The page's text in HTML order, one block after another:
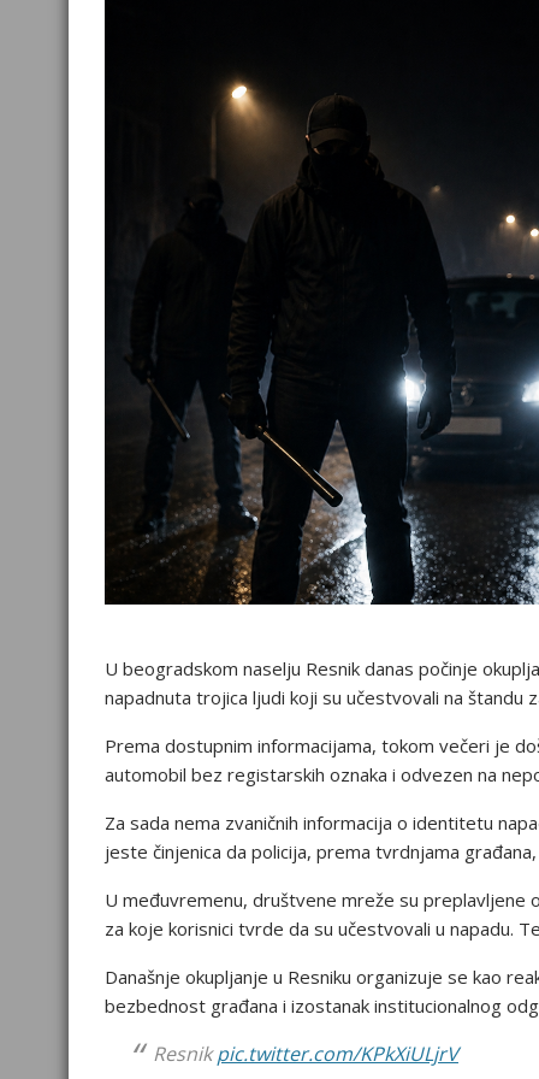
U beogradskom naselju Resnik danas počinje
napadnuta trojica ljudi koji su učestvovali na štandu
Prema dostupnim informacijama, tokom večeri je
automobil bez registarskih oznaka i odvezen na
Za sada nema zvaničnih informacija o identitetu
jeste činjenica da policija, prema tvrdnjama
U međuvremenu, društvene mreže su
za koje korisnici tvrde da su učestvovali u napadu.
Današnje okupljanje u Resniku organizuje se kao
bezbednost građana i izostanak institucionalnog
Resnikpic.twitter.com/KPkXiULjrV